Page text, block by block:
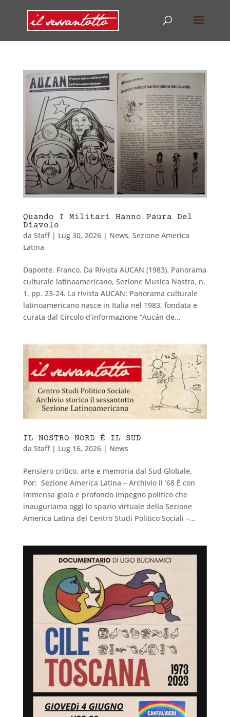
Quando I Militari Hanno Paura Del
Diavolo
da Staff| Lug 30, 2026| News, Sezione America
Latina
Daponte, Franco. Da Rivista AUCAN (1983). Panorama
culturale latinoamericano, Sezione Musica Nostra, n.
1. pp. 23-24. La rivista AUCAN: Panorama culturale
latinoamericano nasce in Italia nel 1983, fondata e
curata dal Circolo d’informazione “Aucán de...
IL NOSTRO NORD È IL SUD
da Staff| Lug 16, 2026| News
Pensiero critico, arte e memoria dal Sud Globale.
Por: Sezione America Latina – Archivio il ’68 È con
immensa gioia e profondo impegno politico che
inauguriamo oggi lo spazio virtuale della Sezione
America Latina del Centro Studi Politico Sociali –...